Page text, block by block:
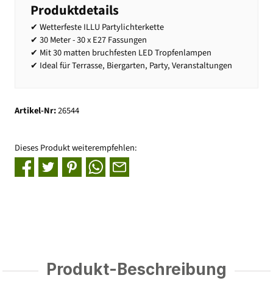
Produktdetails
✔ Wetterfeste ILLU Partylichterkette
✔ 30 Meter - 30 x E27 Fassungen
✔ Mit 30 matten bruchfesten LED Tropfenlampen
✔ Ideal für Terrasse, Biergarten, Party, Veranstaltungen
Artikel-Nr:26544
Dieses Produkt weiterempfehlen:
Produkt-Beschreibung